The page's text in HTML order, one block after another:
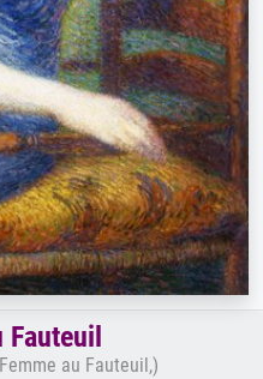
Fauteuil
au Fauteuil,)